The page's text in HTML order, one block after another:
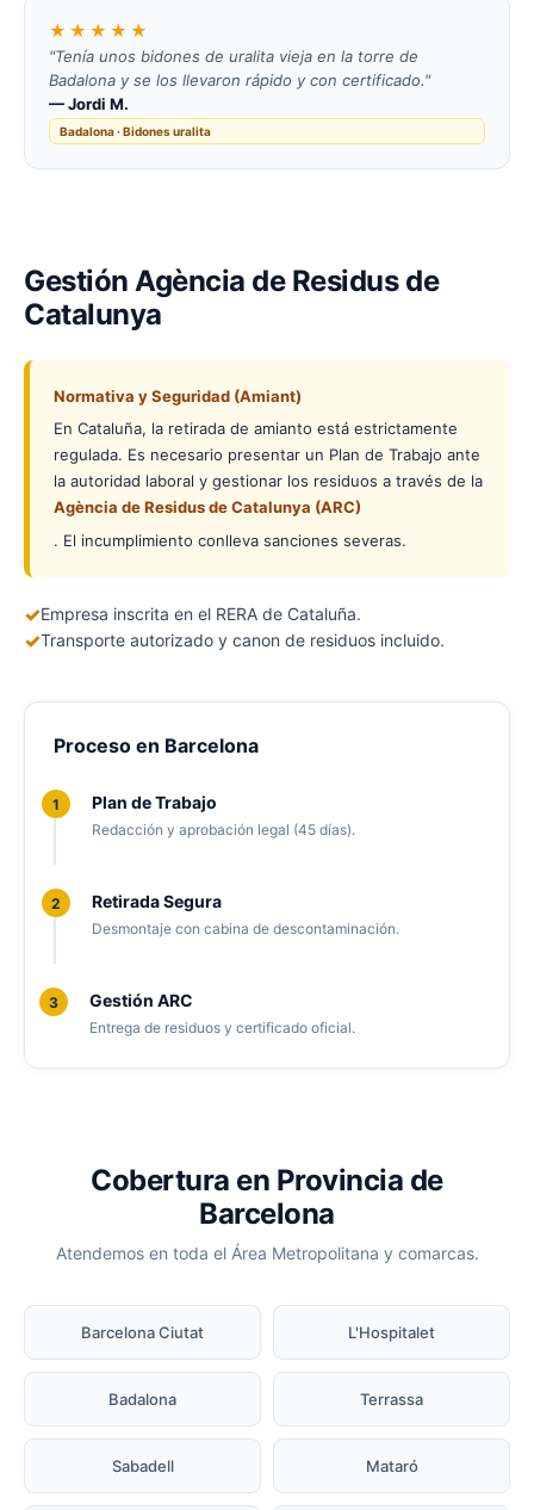
★★★★★
"Tenía unos bidones de uralita vieja en la torre de
Badalona y se los llevaron rápido y con certificado."
— Jordi M.
Badalona · Bidones uralita
Gestión Agència de Residus de
Catalunya
Normativa y Seguridad (Amiant)
En Cataluña, la retirada de amianto está estrictamente
regulada. Es necesario presentar un Plan de Trabajo ante
la autoridad laboral y gestionar los residuos a través de la
Agència de Residus de Catalunya (ARC)
. El incumplimiento conlleva sanciones severas.
✓Empresa inscrita en el RERA de Cataluña.
✓Transporte autorizado y canon de residuos incluido.
Proceso en Barcelona
1 Plan de Trabajo
Redacción y aprobación legal (45 días).
2 Retirada Segura
Desmontaje con cabina de descontaminación.
3 Gestión ARC
Entrega de residuos y certificado oficial.
Cobertura en Provincia de
Barcelona
Atendemos en toda el Área Metropolitana y comarcas.
Barcelona Ciutat L'Hospitalet
Badalona Terrassa
Sabadell Mataró